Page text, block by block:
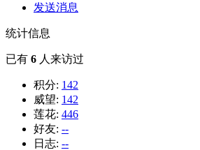
发送消息
统计信息
已有 6 人来访过
积分: 142
威望: 142
莲花: 446
好友: --
日志: --